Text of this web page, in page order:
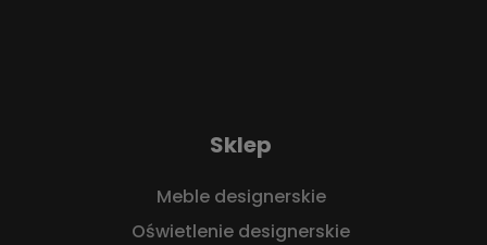
Sklep
Meble designerskie
Oświetlenie designerskie